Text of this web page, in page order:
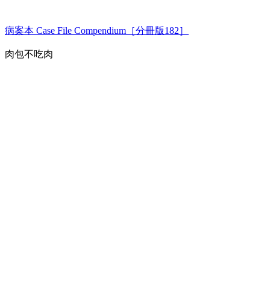
病案本 Case File Compendium［分冊版182］
肉包不吃肉